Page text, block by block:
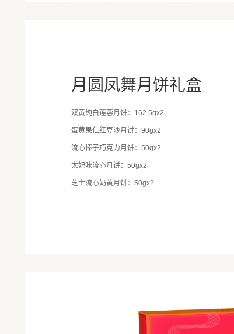
月圆凤舞月饼礼盒
双黄纯白莲蓉月饼：162.5gx2
蛋黄果仁红豆沙月饼：90gx2
流心榛子巧克力月饼：50gx2
太妃味流心月饼：50gx2
芝士流心奶黄月饼：50gx2